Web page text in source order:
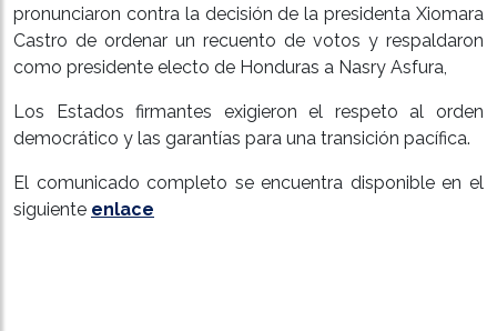
pronunciaron contra la decisión de la presidenta Xiomara
Castro de ordenar un recuento de votos y respaldaron
como presidente electo de Honduras a Nasry Asfura,
Los Estados firmantes exigieron el respeto al orden
democrático y las garantías para una transición pacífica.
El comunicado completo se encuentra disponible en el
siguiente enlace